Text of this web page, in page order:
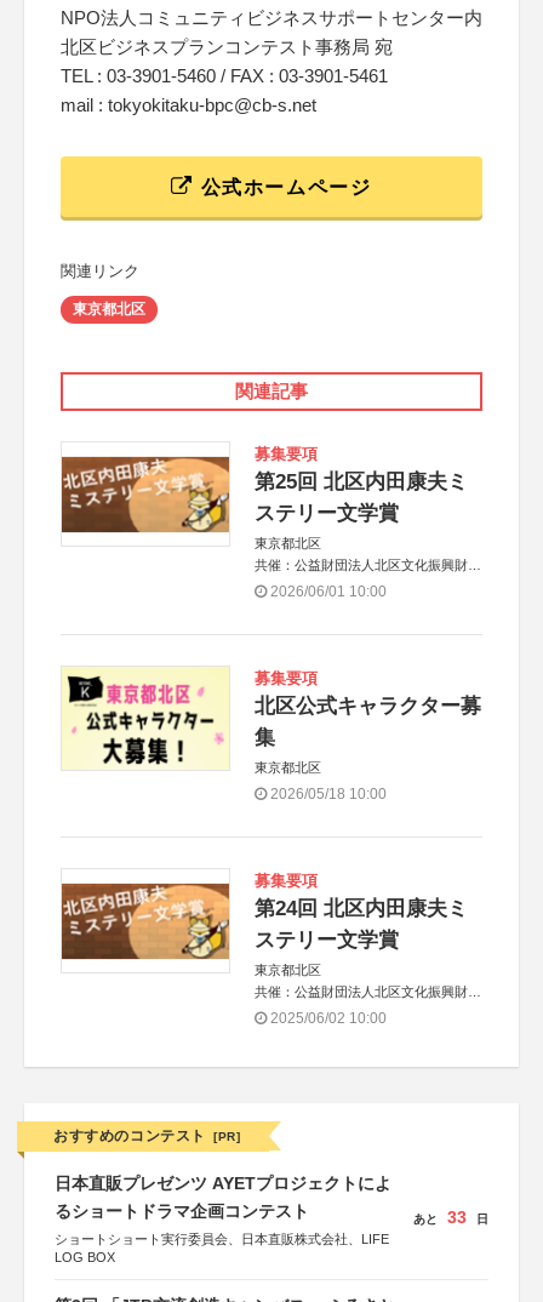
NPO法人コミュニティビジネスサポートセンター内
北区ビジネスプランコンテスト事務局 宛
TEL : 03-3901-5460 / FAX : 03-3901-5461
mail : tokyokitaku-bpc@cb-s.net
公式ホームページ
関連リンク
東京都北区
関連記事
募集要項
第25回 北区内田康夫ミ
ステリー文学賞
東京都北区
共催：公益財団法人北区文化振興財団
協力：一般財団法人内田康夫財団
2026/06/01 10:00
募集要項
北区公式キャラクター募
集
東京都北区
2026/05/18 10:00
募集要項
第24回 北区内田康夫ミ
ステリー文学賞
東京都北区
共催：公益財団法人北区文化振興財団
協力：一般財団法人内田康夫財団
2025/06/02 10:00
おすすめのコンテスト [PR]
日本直販プレゼンツ AYETプロジェクトによ
るショートドラマ企画コンテスト
ショートショート実行委員会、日本直販株式会社、LIFE
LOG BOX
あと 33 日